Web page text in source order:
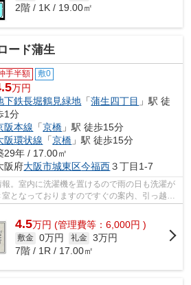
2階 / 1K / 19.00㎡
ード蒲生
手半額 敷0
万円
下鉄長堀鶴見緑地 「蒲生四丁目 」駅 徒
1分
阪本線 「京橋 」駅 徒歩15分
阪環状線 「京橋 」駅 徒歩15分
29年 / 17.00㎡
阪府大阪市城東区今福西３丁目1-7
報。室内に洗濯機を置けるので雨の日も洗濯が
となっておりますのですぐの案内、引っ越し
4.5万円 (管理費等：6,000円 )
敷金 0万円 礼金 3万円
7階 / 1R / 17.00㎡